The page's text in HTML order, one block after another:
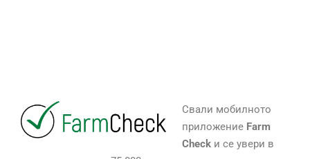
Свали мобилното
приложение Farm
Checkи се увери в